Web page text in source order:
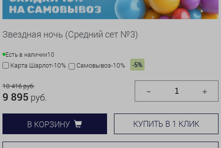
Звездная ночь (Средний сет №3)
Есть в наличии10
Карта Шарлот-10% Самовывоз-10% -5%
10 416 руб.
9 895 руб.
В КОРЗИНУ КУПИТЬ В 1 КЛИК